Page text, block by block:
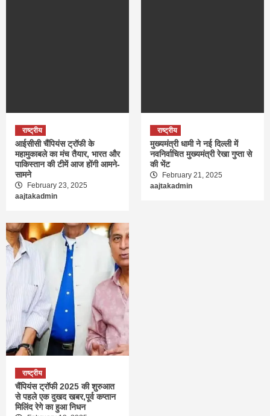
राष्ट्रीय
आईसीसी चैंपियंस ट्रॉफी के
महामुकाबले का मंच तैयार, भारत और
पाकिस्तान की टीमें आज होंगी आमने-
सामने
February 23, 2025
aajtakadmin
राष्ट्रीय
मुख्यमंत्री धामी ने नई दिल्ली में
नवनिर्वाचित मुख्यमंत्री रेखा गुप्ता से
की भेंट
February 21, 2025
aajtakadmin
राष्ट्रीय
चैंपियंस ट्रॉफी 2025 की शुरुआत
से पहले एक दुखद खबर,पूर्व कप्तान
मिलिंद रेगे का हुआ निधन